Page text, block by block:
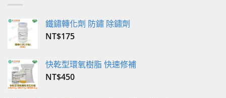
款
可
頁
面
選
可
頁
鐵鏽轉化劑 防鏽 除鏽劑
NT$175
快乾型環氧樹脂 快速修補
NT$450